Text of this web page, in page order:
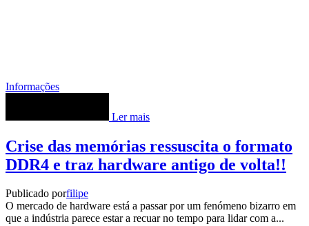
Informações
Ler mais
Crise das memórias ressuscita o formato
DDR4 e traz hardware antigo de volta!!
Publicado porfilipe
O mercado de hardware está a passar por um fenómeno bizarro em
que a indústria parece estar a recuar no tempo para lidar com a...